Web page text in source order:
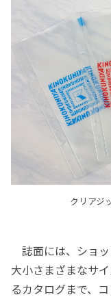
クリアジ
誌面には、ショッ
大小さまざまなサ
るカタログまで、